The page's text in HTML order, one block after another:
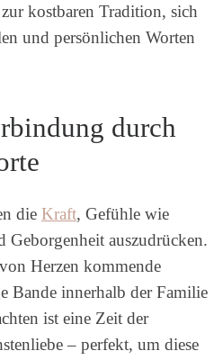
kostbaren Tradition, sich
und persönlichen Worten
durch
die Kraft, Gefühle wie
Geborgenheit auszudrücken.
Herzen kommende
Bande innerhalb der Familie
ist eine Zeit der
– perfekt, um diese